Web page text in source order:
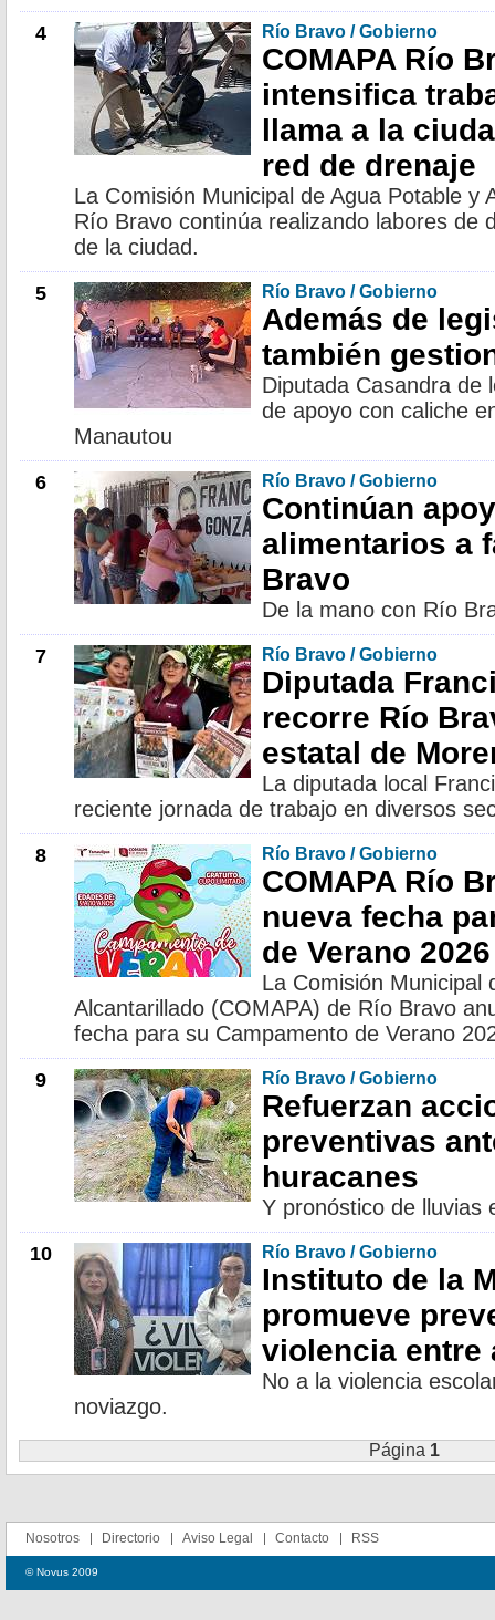
4 Río Bravo / Gobierno
COMAPA Río
intensifica
llama a la
red de drenaje
La Comisión Municipal de Agua Potable y
Río Bravo continúa realizando labores de
de la ciudad.
5 Río Bravo / Gobierno
Además de
también
Diputada Casandra de
de apoyo con caliche
Manautou
6 Río Bravo / Gobierno
Continúan
alimentarios a
Bravo
De la mano con Río
7 Río Bravo / Gobierno
Diputada
recorre Río
estatal de
La diputada local
reciente jornada de trabajo en diversos
8 Río Bravo / Gobierno
COMAPA Río
nueva fecha
de Verano
La Comisión Municipal
Alcantarillado (COMAPA) de Río Bravo
fecha para su Campamento de Verano
9 Río Bravo / Gobierno
Refuerzan
preventivas
huracanes
Y pronóstico de lluvias
10 Río Bravo / Gobierno
Instituto de la
promueve
violencia entre
No a la violencia
noviazgo.
Página 1
Nosotros Directorio Aviso Legal Contacto RSS
© Novus 2009